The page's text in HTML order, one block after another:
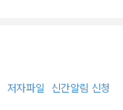
에게 이 책을 마음
아름다운 신앙의
미에서 우리 시대
저자파일 신간알림 신청